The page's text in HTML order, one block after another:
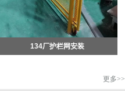
134厂护栏网安装
更多>>